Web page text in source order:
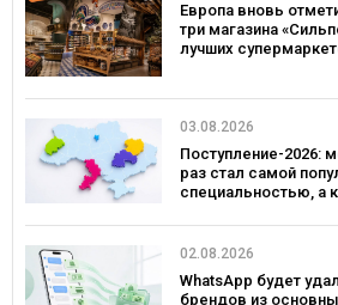
Европа вновь
три магазина
лучших
03.08.2026
Поступление-2026:
раз стал самой
специальностью, а
02.08.2026
WhatsApp будет
брендов из